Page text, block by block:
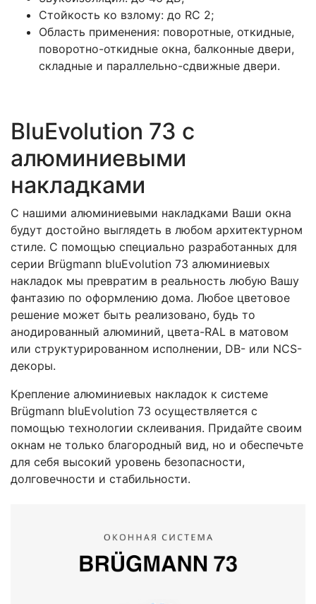
Стойкость ко взлому: до RC 2;
Область применения: поворотные, откидные,
поворотно-откидные окна, балконные двери,
складные и параллельно-сдвижные двери.
BluEvolution 73 с
алюминиевыми
накладками
С нашими алюминиевыми накладками Ваши окна
будут достойно выглядеть в любом архитектурном
стиле. С помощью специально разработанных для
серии Brügmann bluEvolution 73 алюминиевых
накладок мы превратим в реальность любую Вашу
фантазию по оформлению дома. Любое цветовое
решение может быть реализовано, будь то
анодированный алюминий, цвета-RAL в матовом
или структурированном исполнении, DB- или NCS-
декоры.
Крепление алюминиевых накладок к системе
Brügmann bluEvolution 73 осуществляется с
помощью технологии склеивания. Придайте своим
окнам не только благородный вид, но и обеспечьте
для себя высокий уровень безопасности,
долговечности и стабильности.